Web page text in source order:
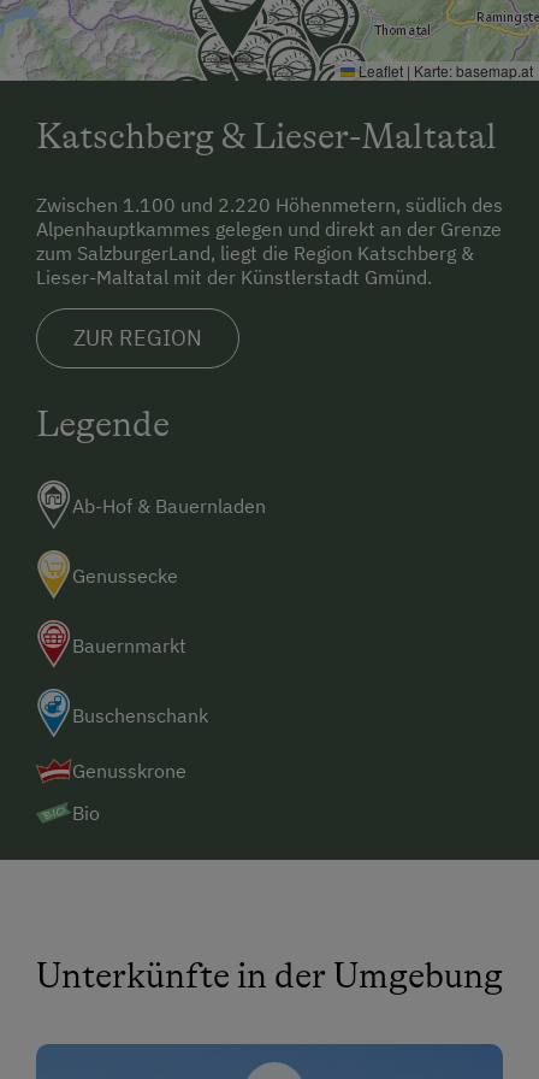
Leaflet | Karte:basemap.at
Katschberg & Lieser-Maltatal
Zwischen 1.100 und 2.220 Höhenmetern, südlich des
Alpenhauptkammes gelegen und direkt an der Grenze
zum SalzburgerLand, liegt die Region Katschberg &
Lieser-Maltatal mit der Künstlerstadt Gmünd.
ZUR REGION
Legende
Ab-Hof & Bauernladen
Genussecke
Bauernmarkt
Buschenschank
Genusskrone
Bio
Unterkünfte in der Umgebung